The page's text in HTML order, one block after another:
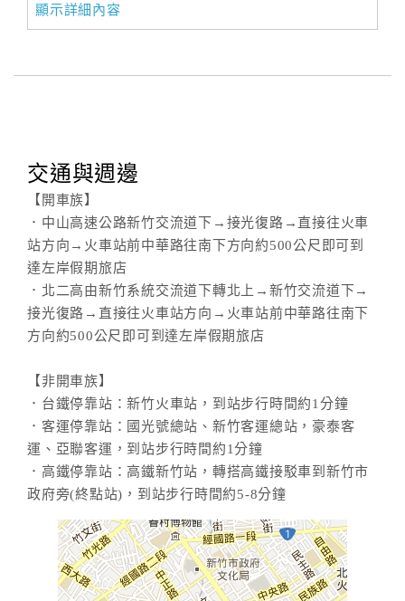
顯示詳細內容
交通與週邊
【開車族】
．中山高速公路新竹交流道下→接光復路→直接往火車
站方向→火車站前中華路往南下方向約500公尺即可到
達左岸假期旅店
．北二高由新竹系統交流道下轉北上→新竹交流道下→
接光復路→直接往火車站方向→火車站前中華路往南下
方向約500公尺即可到達左岸假期旅店
【非開車族】
．台鐵停靠站：新竹火車站，到站步行時間約1分鐘
．客運停靠站：國光號總站、新竹客運總站，豪泰客
運、亞聯客運，到站步行時間約1分鐘
．高鐵停靠站：高鐵新竹站，轉搭高鐵接駁車到新竹市
政府旁(終點站)，到站步行時間約5-8分鐘